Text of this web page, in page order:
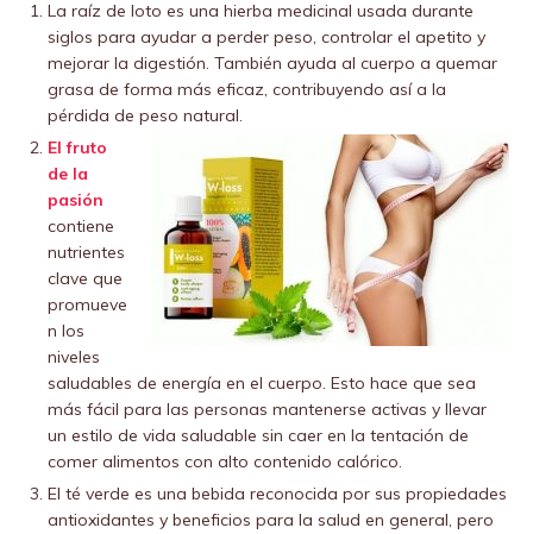
La raíz de loto es una hierba medicinal usada durante
siglos para ayudar a perder peso, controlar el apetito y
mejorar la digestión. También ayuda al cuerpo a quemar
grasa de forma más eficaz, contribuyendo así a la
pérdida de peso natural.
El fruto
de la
pasión
contiene
nutrientes
clave que
promueve
n los
niveles
saludables de energía en el cuerpo. Esto hace que sea
más fácil para las personas mantenerse activas y llevar
un estilo de vida saludable sin caer en la tentación de
comer alimentos con alto contenido calórico.
El té verde es una bebida reconocida por sus propiedades
antioxidantes y beneficios para la salud en general, pero